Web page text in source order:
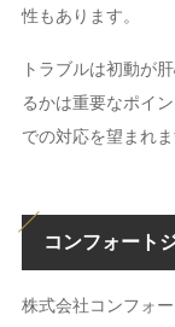
性もあります。
トラブルは初動が
るかは重要なポイ
での対応を望まれま
コンフォート
株式会社コンフォ